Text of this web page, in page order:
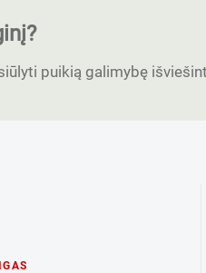
puikią galimybę